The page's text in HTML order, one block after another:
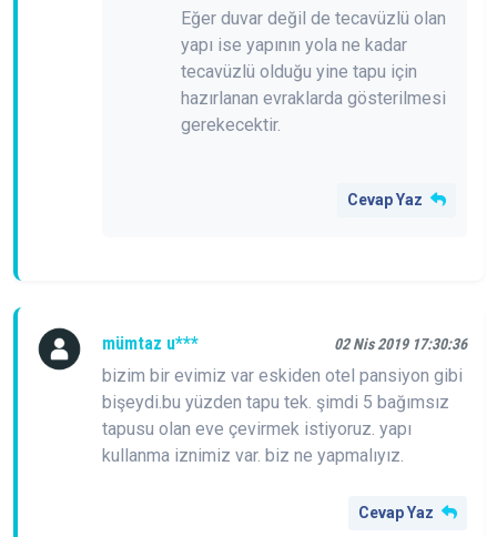
Eğer duvar değil de tecavüzlü olan
yapı ise yapının yola ne kadar
tecavüzlü olduğu yine tapu için
hazırlanan evraklarda gösterilmesi
gerekecektir.
Cevap Yaz
mümtaz u*** 02 Nis 2019 17:30:36
bizim bir evimiz var eskiden otel pansiyon gibi
bişeydi.bu yüzden tapu tek. şimdi 5 bağımsız
tapusu olan eve çevirmek istiyoruz. yapı
kullanma iznimiz var. biz ne yapmalıyız.
Cevap Yaz